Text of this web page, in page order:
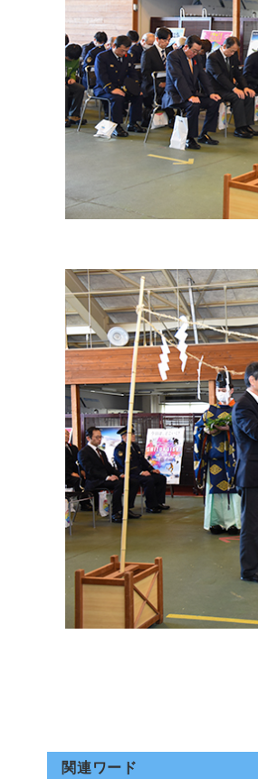
関連ワード